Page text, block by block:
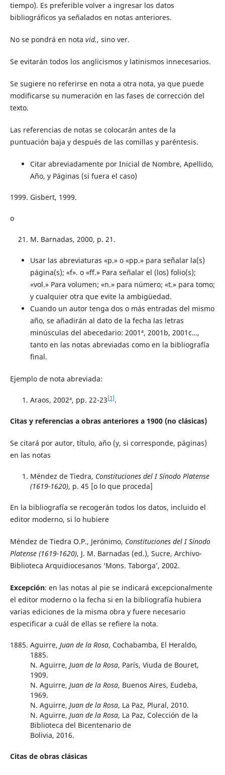
tiempo). Es preferible volver a ingresar los datos
bibliográficos ya señalados en notas anteriores.
No se pondrá en nota vid., sino ver.
Se evitarán todos los anglicismos y latinismos innecesarios.
Se sugiere no referirse en nota a otra nota, ya que puede
modificarse su numeración en las fases de corrección del
texto.
Las referencias de notas se colocarán antes de la
puntuación baja y después de las comillas y paréntesis.
Citar abreviadamente por Inicial de Nombre, Apellido,
Año, y Páginas (si fuera el caso)
Gisbert, 1999.
o
M. Barnadas, 2000, p. 21.
Usar las abreviaturas «p.» o «pp.» para señalar la(s)
página(s); «f». o «ff.» Para señalar el (los) folio(s);
«vol.» Para volumen; «n.» para número; «t.» para tomo;
y cualquier otra que evite la ambigüedad.
Cuando un autor tenga dos o más entradas del mismo
año, se añadirán al dato de la fecha las letras
minúsculas del abecedario: 2001ª, 2001b, 2001c…,
tanto en las notas abreviadas como en la bibliografía
final.
Ejemplo de nota abreviada:
Araos, 2002ª, pp. 22-23 [1] .
Citas y referencias a obras anteriores a 1900 (no clásicas)
Se citará por autor, título, año (y, si corresponde, páginas)
en las notas
Méndez de Tiedra, Constituciones del I Sínodo Platense
(1619-1620), p. 45 [o lo que proceda]
En la bibliografía se recogerán todos los datos, incluido el
editor moderno, si lo hubiere
Méndez de Tiedra O.P., Jerónimo, Constituciones del I Sínodo
Platense (1619-1620), J. M. Barnadas (ed.), Sucre, Archivo-
Biblioteca Arquidiocesanos ‘Mons. Taborga’, 2002.
Excepción: en las notas al pie se indicará excepcionalmente
el editor moderno o la fecha si en la bibliografía hubiera
varias ediciones de la misma obra y fuere necesario
especificar a cuál de ellas se refiere la nota.
Aguirre, Juan de la Rosa, Cochabamba, El Heraldo,
1885.
N. Aguirre, Juan de la Rosa, París, Viuda de Bouret,
1909.
N. Aguirre, Juan de la Rosa, Buenos Aires, Eudeba,
1969.
N. Aguirre, Juan de la Rosa, La Paz, Plural, 2010.
N. Aguirre, Juan de la Rosa, La Paz, Colección de la
Biblioteca del Bicentenario de
Bolivia, 2016.
Citas de obras clásicas